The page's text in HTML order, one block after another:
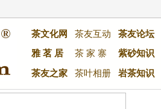
茶文化网 茶友互动 茶友论坛
雅 茗 居
茶 家 寨 紫砂知识
茶友之家 茶叶相册 岩茶知识